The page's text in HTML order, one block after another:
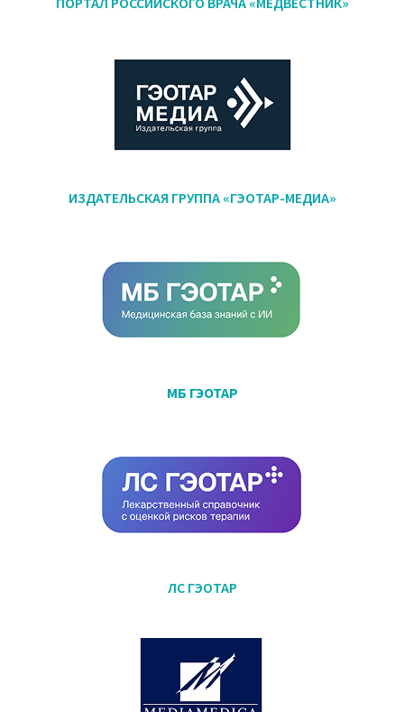
ИЗДАТЕЛЬСКАЯ ГРУППА «ГЭОТАР-МЕДИА»
МБ ГЭОТАР
ЛС ГЭОТАР